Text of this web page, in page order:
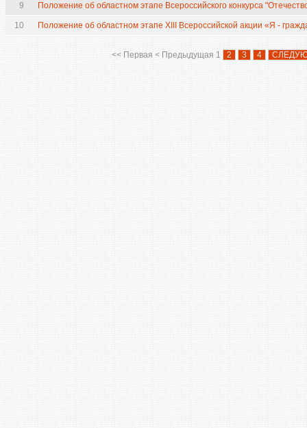
9 Положение об областном этапе Всероссийского конкурса
10 Положение об областном этапе XIII Всероссийской акции «Я -
<< Первая < Предыдущая 1 2 3 4